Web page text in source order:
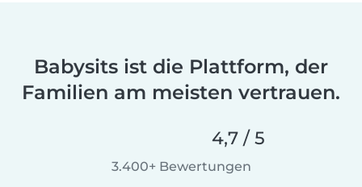
Babysits ist die Plattform, der
Familien am meisten vertrauen.
4,7 / 5
3.400+ Bewertungen